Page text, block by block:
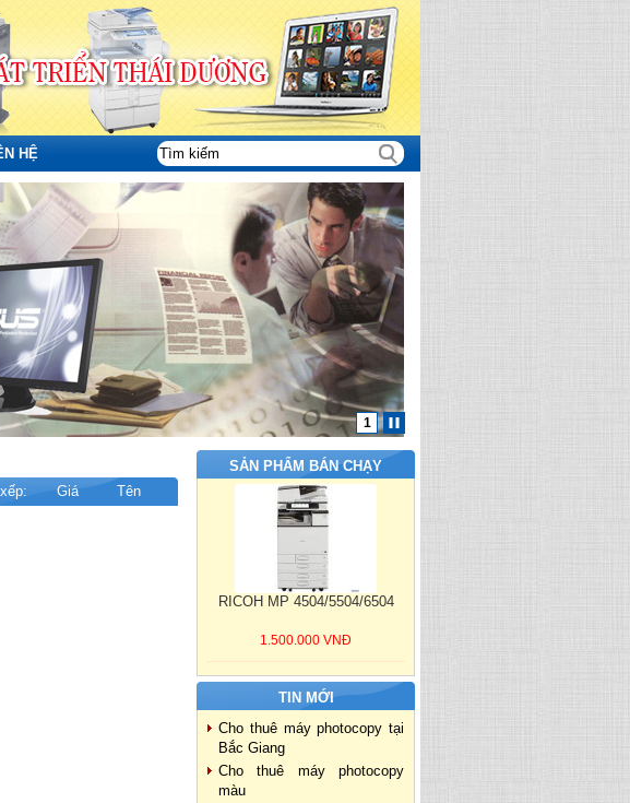
HỆ
1
Giá
Tên
SẢN PHẨM BÁN CHẠY
RICOH MP 4504/5504/6504
1.500.000 VNĐ
TIN MỚI
Cho thuê máy photocopy tại
Bắc Giang
Cho thuê máy photocopy
màu